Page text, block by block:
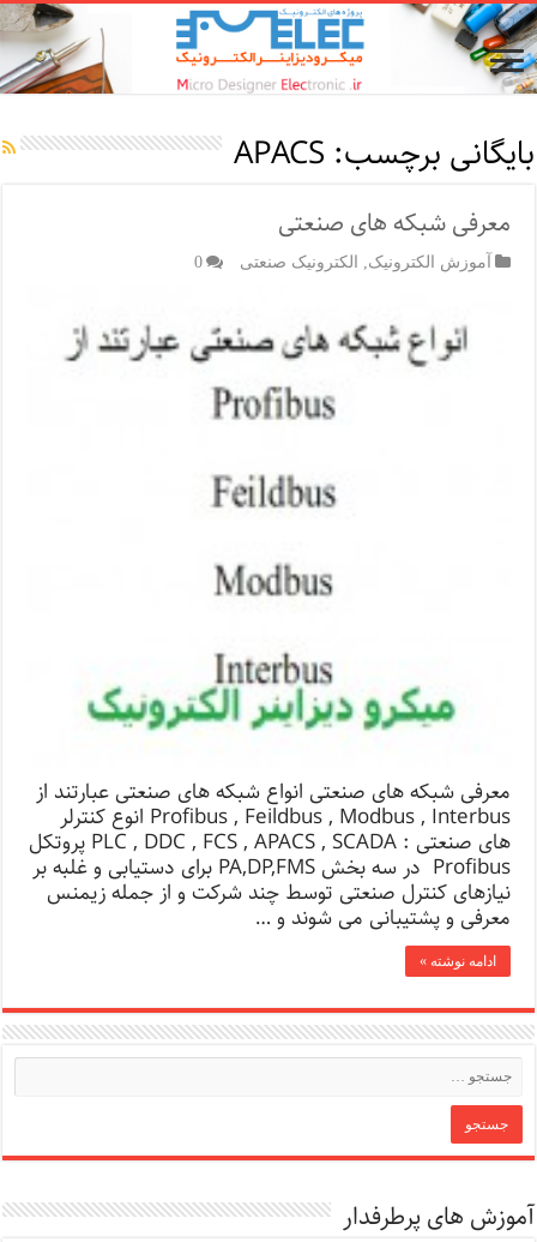
بایگانی برچسب: APACS
معرفی شبکه های صنعتی
آموزش الکترونیک الکترونیک صنعتی 0
معرفی شبکه های صنعتی انواع شبکه های صنعتی عبارتند از
Profibus , Feildbus , Modbus , Interbus انوع کنترلر
های صنعتی : PLC , DDC , FCS , APACS , SCADA پروتکل
Profibus در سه بخش PA,DP,FMS برای دستیابی و غلبه بر
نیازهای کنترل صنعتی توسط چند شرکت و از جمله زیمنس
معرفی و پشتیبانی می شوند و …
ادامه نوشته »
آموزش های پرطرفدار